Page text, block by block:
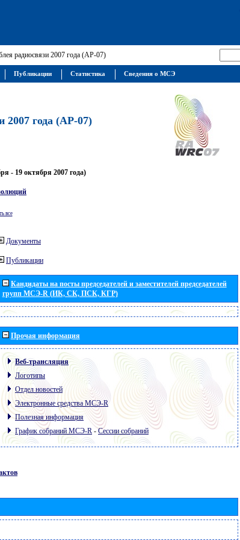
радиосвязи 2007 года (АР-07)
2007 года (АР-07)
- 19 октября 2007 года)
все
Документы
Публикации
Кандидаты на посты председателей и заместителей председателей
групп МСЭ-R (ИК, СК, ПСК, КГР)
Прочая информация
Веб-трансляция
Логотипы
Отдел новостей
Электронные средства МСЭ-R
Полезная информация
График собраний МСЭ-R -Сессии собраний
Публикации Статистика Сведения о МСЭ